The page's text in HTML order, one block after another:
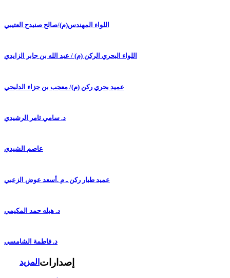
اللواء المهندس(م)/صالح صنيدح العتيبي
اللواء البحري الركن (م) / عبد الله بن جابر الزايدي
عميد بحري ركن (م)/ معجب بن جزاء الدلبحي
د. سامي ثامر الرشيدي
عاصم الشيدي
عميد طيار ركن ـ م .أسعد عوض الزعبي
د. هيله حمد المكيمي
د. فاطمة الشامسي
المزيد إصدارات